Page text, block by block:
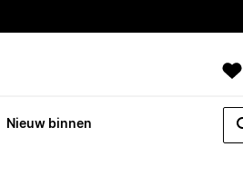
Nieuw binnen